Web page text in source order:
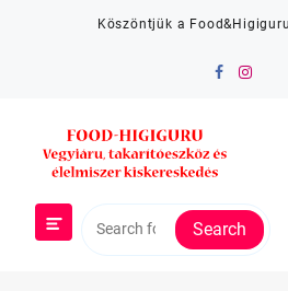
Köszöntjük a
Search